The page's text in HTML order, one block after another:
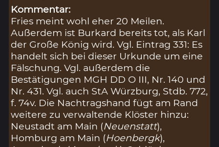
Kommentar:
Fries meint wohl eher 20 Meilen.
Außerdem ist Burkard bereits tot, als Karl
der Große König wird. Vgl. Eintrag 331: Es
handelt sich bei dieser Urkunde um eine
Fälschung. Vgl. außerdem die
Bestätigungen MGH DD O III, Nr. 140 und
Nr. 431. Vgl. auch StA Würzburg, Stdb. 772,
f. 74v. Die Nachtragshand fügt am Rand
weitere zu verwaltende Klöster hinzu:
Neustadt am Main (Neuenstatt),
Homburg am Main (Hoenbergk),